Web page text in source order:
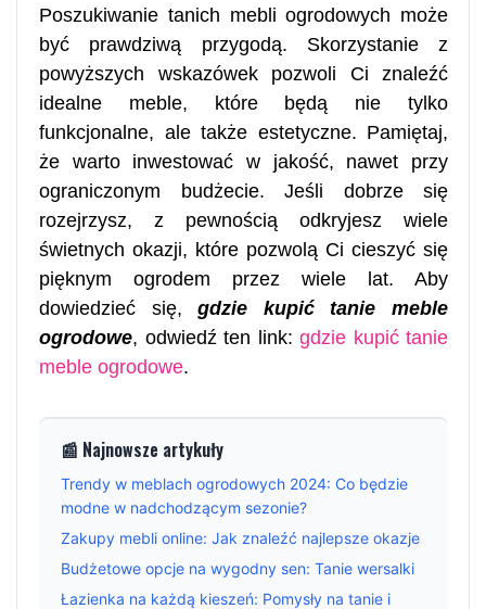
Poszukiwanie tanich mebli ogrodowych może
być prawdziwą przygodą. Skorzystanie z
powyższych wskazówek pozwoli Ci znaleźć
idealne meble, które będą nie tylko
funkcjonalne, ale także estetyczne. Pamiętaj,
że warto inwestować w jakość, nawet przy
ograniczonym budżecie. Jeśli dobrze się
rozejrzysz, z pewnością odkryjesz wiele
świetnych okazji, które pozwolą Ci cieszyć się
pięknym ogrodem przez wiele lat. Aby
dowiedzieć się,gdzie kupić tanie meble
ogrodowe, odwiedź ten link: gdzie kupić tanie
meble ogrodowe.
📰 Najnowsze artykuły
Trendy w meblach ogrodowych 2024: Co będzie
modne w nadchodzącym sezonie?
Zakupy mebli online: Jak znaleźć najlepsze okazje
Budżetowe opcje na wygodny sen: Tanie wersalki
Łazienka na każdą kieszeń: Pomysły na tanie i